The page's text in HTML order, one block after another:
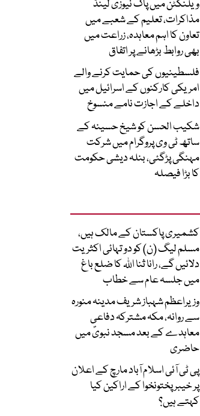
ویلنگٹن میں پاک نیوزی لینڈ
مذاکرات، تعلیم کے شعبے میں
تعاون کا اہم معاہدہ، زراعت میں
بھی روابط بڑھانے پر اتفاق
فلسطینیوں کی حمایت کرنے والے
امریکی کارکنوں کے اسرائیل میں
داخلے کے اجازت نامے منسوخ
شکیب الحسن کو شیخ حسینہ کے
ساتھ ٹی وی پروگرام میں شرکت
مہنگی پڑگئی، بنلہ دیشی حکومت
کا بڑا فیصلہ
کشمیری پاکستان کے مالک ہیں،
مسلم لیگ (ن) کو دو تہائی اکثریت
دلائیں گے، رانا ثنا اللہ کا ضلع باغ
میں جلسہ عام سے خطاب
وزیراعظم شہباز شریف مدینہ منورہ
سے روانہ، مکہ مشترکہ دفاعی
معاہدے کے بعد مسجد نبویؐ میں
حاضری
پی ٹی آئی اسلام آباد مارچ کے اعلان
پر خیبر پختونخوا کے اراکین کیا
کہتے ہیں؟